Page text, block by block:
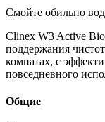
Смойте обильно
Clinex W3 Active Bio
поддержания
комнатах, с
повседневного
Общие